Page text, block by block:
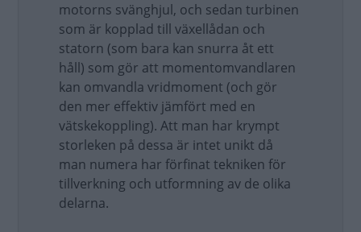
motorns svänghjul, och sedan turbinen
som är kopplad till växellådan och
statorn (som bara kan snurra åt ett
håll) som gör att momentomvandlaren
kan omvandla vridmoment (och gör
den mer effektiv jämfört med en
vätskekoppling). Att man har krympt
storleken på dessa är intet unikt då
man numera har förfinat tekniken för
tillverkning och utformning av de olika
delarna.